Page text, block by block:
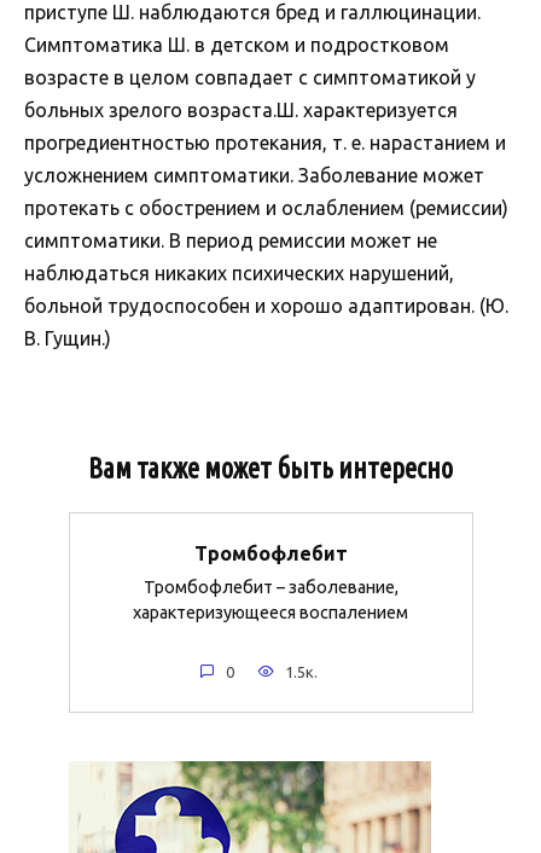
приступе Ш. наблюдаются бред и галлюцинации.
Симптоматика Ш. в детском и подростковом
возрасте в целом совпадает с симптоматикой у
больных зрелого возраста.Ш. характеризуется
прогредиентностью протекания, т. е. нарастанием и
усложнением симптоматики. Заболевание может
протекать с обострением и ослаблением (ремиссии)
симптоматики. В период ремиссии может не
наблюдаться никаких психических нарушений,
больной трудоспособен и хорошо адаптирован. (Ю.
В. Гущин.)
Вам также может быть интересно
Тромбофлебит
Тромбофлебит – заболевание,
характеризующееся воспалением
0 1.5к.